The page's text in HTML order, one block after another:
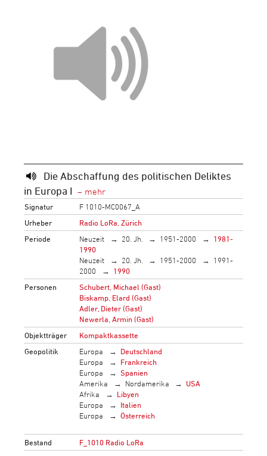
Die Abschaffung des politischen Deliktes
in Europa I
Signatur
F 1010-MC0067_A
Urheber
Radio LoRa, Zürich
Periode
Neuzeit 20. Jh. 1951-2000
1981-
1990
Neuzeit
20. Jh. 1951-2000
1991-
2000
1990
Personen
Schubert, Michael (Gast)
Biskamp, Elard (Gast)
Adler, Dieter (Gast)
Newerla, Armin (Gast)
Objektträger
Kompaktkassette
Geopolitik
Europa
Deutschland
Europa
Frankreich
Europa
Spanien
Amerika
Nordamerika
USA
Afrika
Libyen
Europa
Italien
Europa
Österreich
Bestand
F_1010 Radio LoRa